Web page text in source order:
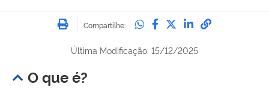
Imprimir
Compartilhe: Compartilhe no
Compartilhe no
Compartilhe no
Compartilhe
Última Modificação: 15/12/2025
O que é?